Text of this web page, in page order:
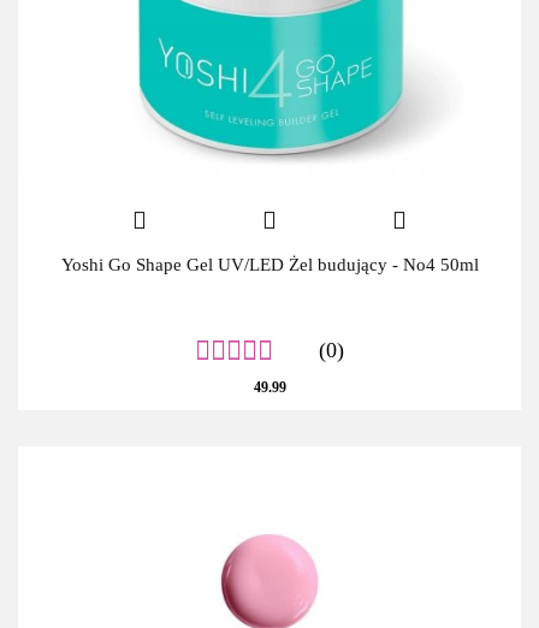
Yoshi Go Shape Gel UV/LED Żel budujący - No4 50ml
(0)
49.99